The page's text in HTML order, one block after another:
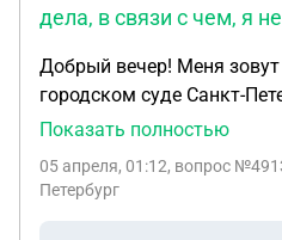
дела, в связи с чем, я не
Добрый вечер! Меня
городском суде Санкт-
рассмотрение
гражданскому делу о
Показать полностью
05 апреля, 01:12, вопрос
Петербург